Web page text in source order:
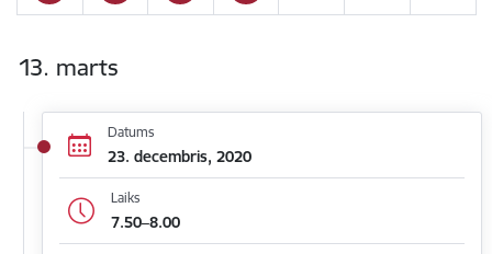
13. marts
Datums
23. decembris, 2020
Laiks
7.50–8.00